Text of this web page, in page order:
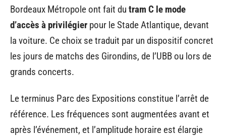
Bordeaux Métropole ont fait du tram C le mode
d’accès à privilégier pour le Stade Atlantique, devant
la voiture. Ce choix se traduit par un dispositif concret
les jours de matchs des Girondins, de l’UBB ou lors de
grands concerts.
Le terminus Parc des Expositions constitue l’arrêt de
référence. Les fréquences sont augmentées avant et
après l’événement, et l’amplitude horaire est élargie